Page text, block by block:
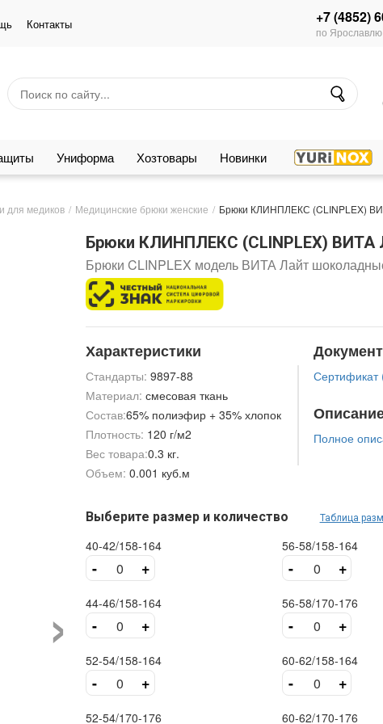
Контакты +7 (4852)
по
Униформа Хозтовары Новинки
для медиков Медицинские брюки женские Брюки КЛИНПЛЕКС (CLINPLEX)
›
Брюки КЛИНПЛЕКС (CLINPLEX) ВИТА
Брюки CLINPLEX модель ВИТА Лайт
Характеристики
Стандарты: 9897-88
Материал: смесовая ткань
Состав:65% полиэфир + 35% хлопок
Плотность: 120 г/м2
Вес товара:0.3 кг.
Объем: 0.001 куб.м
Сертификат
Полное
Выберите размер и количество Таблица
40-42/158-164
- +
44-46/158-164
- +
52-54/158-164
- +
52-54/170-176
56-58/158-164
- +
56-58/170-176
- +
60-62/158-164
- +
60-62/170-176